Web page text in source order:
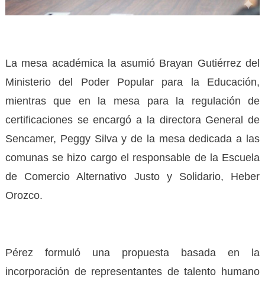
La mesa académica la asumió Brayan Gutiérrez del
Ministerio del Poder Popular para la Educación,
mientras que en la mesa para la regulación de
certificaciones se encargó a la directora General de
Sencamer, Peggy Silva y de la mesa dedicada a las
comunas se hizo cargo el responsable de la Escuela
de Comercio Alternativo Justo y Solidario, Heber
Orozco.
Pérez formuló una propuesta basada en la
incorporación de representantes de talento humano